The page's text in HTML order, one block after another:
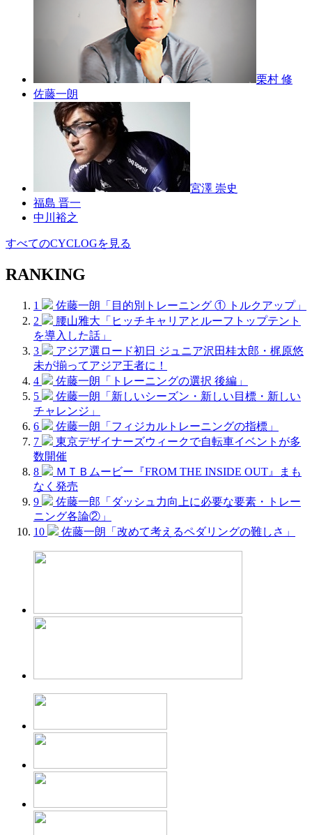
栗村 修
佐藤一朗
宮澤 崇史
福島 晋一
中川裕之
すべてのCYCLOGを見る
RANKING
1
佐藤一朗「目的別トレーニング ① トルクアップ」
2
腰山雅大「ヒッチキャリアとルーフトップテント
を導入した話」
3
アジア選ロード初日 ジュニア沢田桂太郎・梶原悠
未が揃ってアジア王者に！
4
佐藤一朗「トレーニングの選択 後編」
5
佐藤一朗「新しいシーズン・新しい目標・新しい
チャレンジ」
6
佐藤一朗「フィジカルトレーニングの指標」
7
東京デザイナーズウィークで自転車イベントが多
数開催
8
ＭＴＢムービー『FROM THE INSIDE OUT』まも
なく発売
9
佐藤一郎「ダッシュ力向上に必要な要素・トレー
ニング各論②」
10
佐藤一朗「改めて考えるペダリングの難しさ」